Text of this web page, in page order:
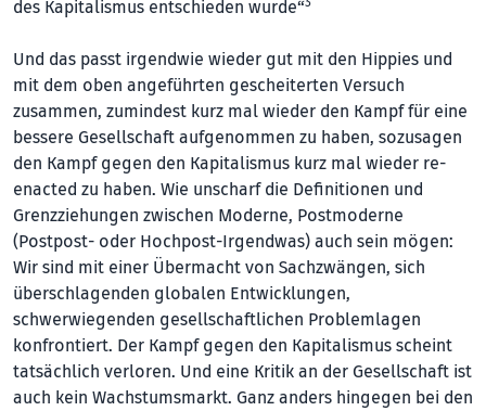
des Kapitalismus entschieden wurde“
Und das passt irgendwie wieder gut mit den Hippies und
mit dem oben angeführten gescheiterten Versuch
zusammen, zumindest kurz mal wieder den Kampf für eine
bessere Gesellschaft aufgenommen zu haben, sozusagen
den Kampf gegen den Kapitalismus kurz mal wieder re-
enacted zu haben. Wie unscharf die Definitionen und
Grenzziehungen zwischen Moderne, Postmoderne
(Postpost- oder Hochpost-Irgendwas) auch sein mögen:
Wir sind mit einer Übermacht von Sachzwängen, sich
überschlagenden globalen Entwicklungen,
schwerwiegenden gesellschaftlichen Problemlagen
konfrontiert. Der Kampf gegen den Kapitalismus scheint
tatsächlich verloren. Und eine Kritik an der Gesellschaft ist
auch kein Wachstumsmarkt. Ganz anders hingegen bei den